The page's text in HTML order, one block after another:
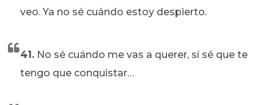
veo. Ya no sé cuándo estoy despierto.
41. No sé cuándo me vas a querer, sí sé que te
tengo que conquistar…